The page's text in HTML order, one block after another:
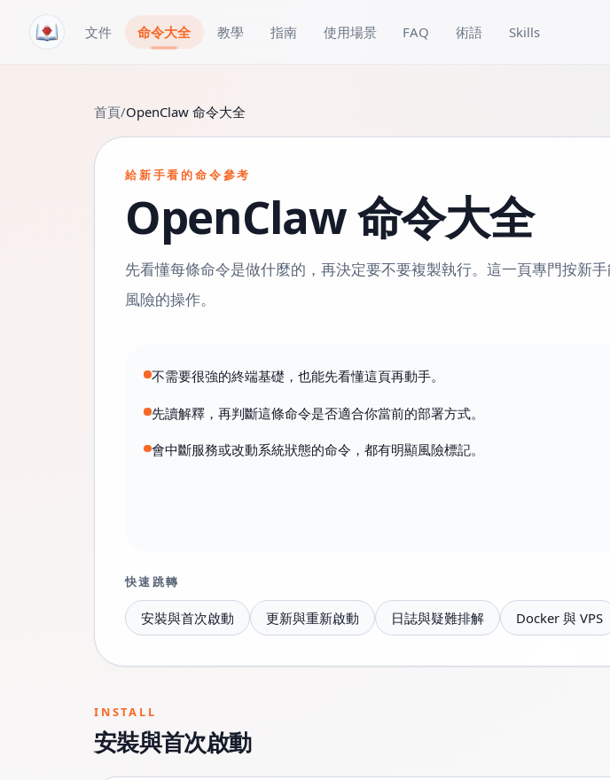
文件 命令大全 教學 指南 使用場景 FAQ 術語 Skills
首頁/OpenClaw 命令大全
給新手看的命令參考
OpenClaw 命令大全
先看懂每條命令是做什麼的，再決定要不要複製執行。這一頁專門按新
風險的操作。
不需要很強的終端基礎，也能先看懂這頁再動手。
先讀解釋，再判斷這條命令是否適合你當前的部署方式。
會中斷服務或改動系統狀態的命令，都有明顯風險標記。
快速跳轉
安裝與首次啟動 更新與重新啟動 日誌與疑難排解 Docker 與 VPS
INSTALL
安裝與首次啟動